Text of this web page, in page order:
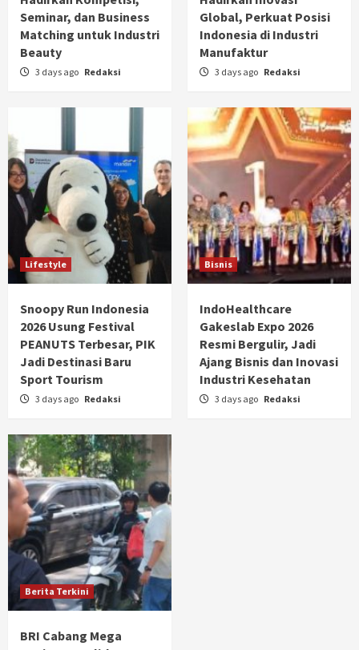
Seminar, dan Business
Matching untuk Industri
Beauty
3 days ago Redaksi
Global, Perkuat Posisi
Indonesia di Industri
Manufaktur
3 days ago Redaksi
Lifestyle
Snoopy Run Indonesia
2026 Usung Festival
PEANUTS Terbesar, PIK
Jadi Destinasi Baru
Sport Tourism
3 days ago Redaksi
Bisnis
IndoHealthcare
Gakeslab Expo 2026
Resmi Bergulir, Jadi
Ajang Bisnis dan Inovasi
Industri Kesehatan
3 days ago Redaksi
Berita Terkini
BRI Cabang Mega